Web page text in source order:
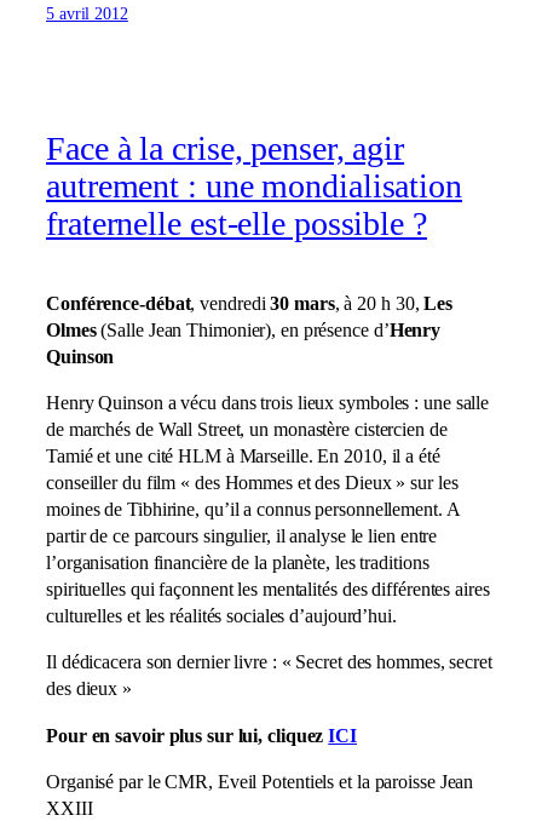
5 avril 2012
Face à la crise, penser, agir
autrement : une mondialisation
fraternelle est-elle possible ?
Conférence-débat, vendredi30 mars, à 20 h 30,Les
Olmes(Salle Jean Thimonier), en présence d’Henry
Quinson
Henry Quinson a vécu dans trois lieux symboles : une salle
de marchés de Wall Street, un monastère cistercien de
Tamié et une cité HLM à Marseille. En 2010, il a été
conseiller du film « des Hommes et des Dieux » sur les
moines de Tibhirine, qu’il a connus personnellement. A
partir de ce parcours singulier, il analyse le lien entre
l’organisation financière de la planète, les traditions
spirituelles qui façonnent les mentalités des différentes aires
culturelles et les réalités sociales d’aujourd’hui.
Il dédicacera son dernier livre : « Secret des hommes, secret
des dieux »
Pour en savoir plus sur lui, cliquezICI
Organisé par le CMR, Eveil Potentiels et la paroisse Jean
XXIII